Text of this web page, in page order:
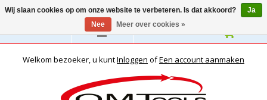
Nederlands
Welkom bezoeker, u kuntInloggen ofEen account aanmaken
Wij slaan cookies op om onze website te verbeteren. Is dat akkoord?
Ja
Nee
Meer over cookies »